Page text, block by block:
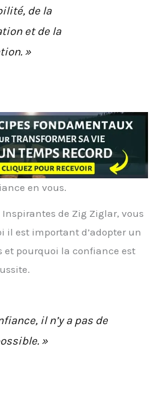
de la
et de la
»
en vous.
de Zig Ziglar, vous
il est important d’adopter un
et pourquoi la confiance est
il n’y a pas de
»